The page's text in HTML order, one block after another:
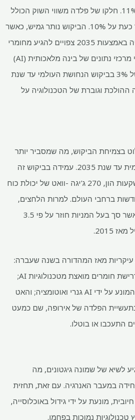
חלק, בעוד אירופה ירדה ל -11%. חלקו של פלדה משווי השוק הכולל
חצץ מאז שנת 2000, שעומד כעת על 10%. הביקוש נותר גמיש, כאשר
יותר ממחצית הצמיחה החזויה באמצעות 2035 צפויים להגיע מחומרי
מעבר אנרגיה. מקינזי מציין כי מרכזי נתונים של בינה מלאכותית (AI)
בלבד עלולים להניע עלייה של 3% בביקוש הנחושת העולמי עד שנת
ההולכת וגוברת של הטכנולוגיה על
בצמיחת הביקוש, מה שמסביר יותר
מ- 45% מההתרחבות העולמית עד שנת 2035. עמידה בביקוש זה
תדרוש 4.7 טריליון דולר בהשקעות הון, 270 ג'יגה -וואט של יכולת כוח
משרות חדשות ברחבי העולם. למרות הלחצים,
שוקי ההון נשארים חזקים, כאשר סך בעל המניות חוזר על פי 3.5
2015.
מאז המהדורה בשנה שעברה:
לאומיות המשאבים העולה; דרישת חומרים מואצת מטכנולוגיות AI;
ריבאונד גלוי בפרודוקטיביות המונע על ידי AI גנרי ואוטומציה; והאט
בתעשיית הפלדה של אירופה, שם כמעט
התעכבו או בוטלו.
לשיא של שמונה גיגטונים, מה
במעבר האנרגיה. עם זאת, תחזית
מונעת על ידי גידול באוכלוסייה,
נמוכות בפחמן.